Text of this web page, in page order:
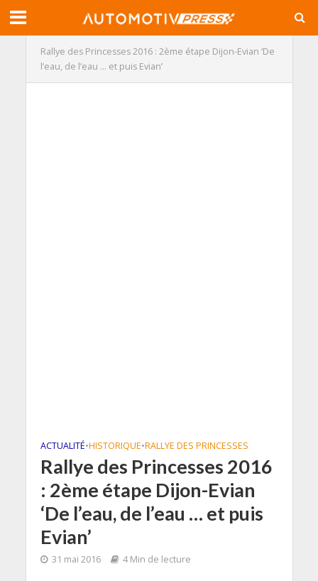
Rallye des Princesses 2016 : 2ème étape Dijon-Evian ‘De
l’eau, de l’eau … et puis Evian’
ACTUALITÉ•HISTORIQUE•RALLYE DES PRINCESSES
Rallye des Princesses 2016
: 2ème étape Dijon-Evian
‘De l’eau, de l’eau … et puis
Evian’
31 mai 2016 4 Min de lecture